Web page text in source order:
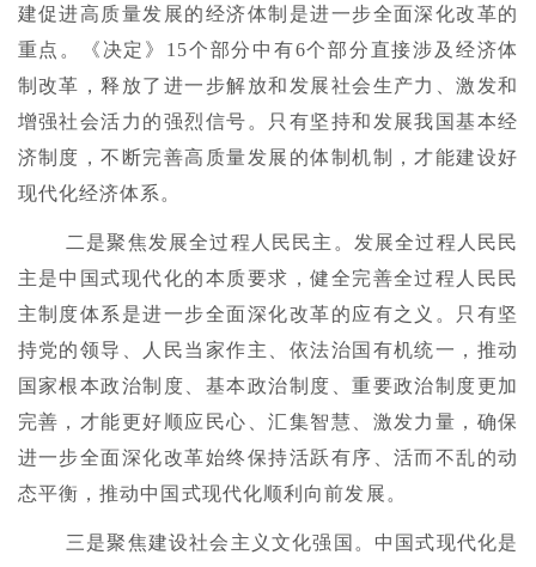
建促进高质量发展的经济体制是进一步全面深化改革的
重点。《决定》15个部分中有6个部分直接涉及经济体
制改革，释放了进一步解放和发展社会生产力、激发和
增强社会活力的强烈信号。只有坚持和发展我国基本经
济制度，不断完善高质量发展的体制机制，才能建设好
现代化经济体系。
二是聚焦发展全过程人民民主。发展全过程人民民
主是中国式现代化的本质要求，健全完善全过程人民民
主制度体系是进一步全面深化改革的应有之义。只有坚
持党的领导、人民当家作主、依法治国有机统一，推动
国家根本政治制度、基本政治制度、重要政治制度更加
完善，才能更好顺应民心、汇集智慧、激发力量，确保
进一步全面深化改革始终保持活跃有序、活而不乱的动
态平衡，推动中国式现代化顺利向前发展。
三是聚焦建设社会主义文化强国。中国式现代化是